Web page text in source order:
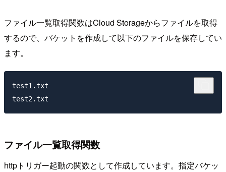
ファイル一覧取得関数はCloud Storageからファイルを取得
するので、バケットを作成して以下のファイルを保存してい
ます。
test1.txt
ファイル一覧取得関数
httpトリガー起動の関数として作成しています。指定バケッ